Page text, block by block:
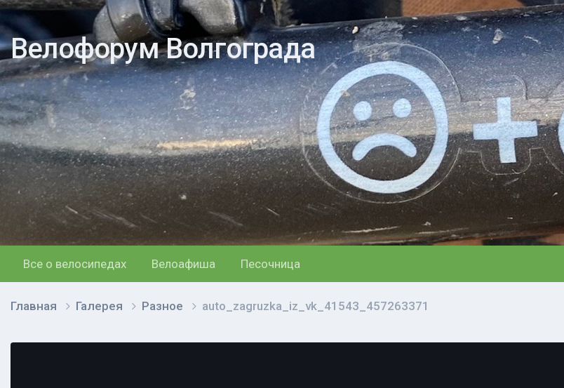
Велофорум Волгограда
Все о велосипедах Велоафиша Песочница
Главная Галерея Разное auto_zagruzka_iz_vk_41543_457263371